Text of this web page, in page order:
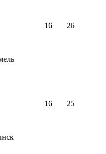
16 26
16 25